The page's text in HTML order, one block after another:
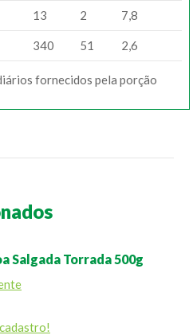
13 2 7,8
340 51 2,6
fornecidos pela porção
Salgada Torrada 500g